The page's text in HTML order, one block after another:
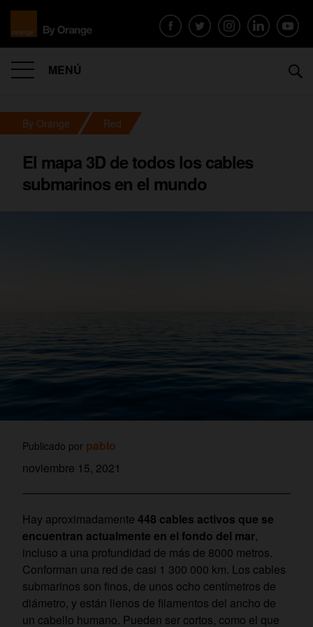
MENÚ
By Orange Red
El mapa 3D de todos los cables
submarinos en el mundo
Publicado por pablo
noviembre 15, 2021
Hay aproximadamente 448 cables activos que se
encuentran actualmente en el fondo del mar,
incluso a una profundidad de más de 8000 metros.
Conforman una red de casi 1 300 000 km. Los cables
submarinos son finos, de unos ocho centímetros de
diámetro, y están llenos de filamentos del ancho de
un cabello humano. Pueden ser cortos, como el que